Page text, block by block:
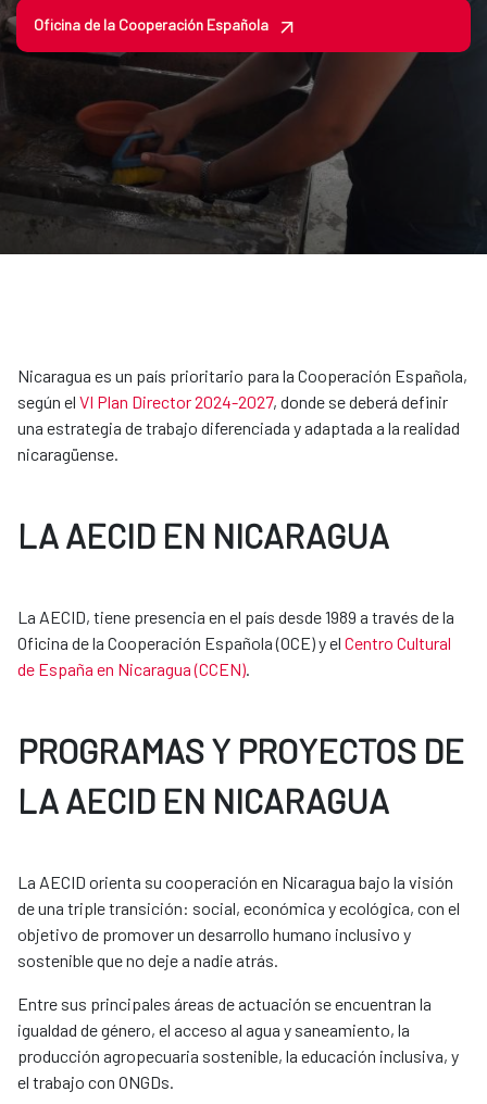
Oficina de la Cooperación Española
Nicaragua es un país prioritario para la Cooperación Española,
según el VI Plan Director 2024-2027, donde se deberá definir
una estrategia de trabajo diferenciada y adaptada a la realidad
nicaragüense.
LA AECID EN NICARAGUA
La AECID, tiene presencia en el país desde 1989 a través de la
Oficina de la Cooperación Española (OCE) y el Centro Cultural
de España en Nicaragua (CCEN).
PROGRAMAS Y PROYECTOS DE
LA AECID EN NICARAGUA
La AECID orienta su cooperación en Nicaragua bajo la visión
de una triple transición: social, económica y ecológica, con el
objetivo de promover un desarrollo humano inclusivo y
sostenible que no deje a nadie atrás.
Entre sus principales áreas de actuación se encuentran la
igualdad de género, el acceso al agua y saneamiento, la
producción agropecuaria sostenible, la educación inclusiva, y
el trabajo con ONGDs.